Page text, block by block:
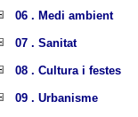
06 . Medi ambient
07 . Sanitat
08 . Cultura i festes
09 . Urbanisme